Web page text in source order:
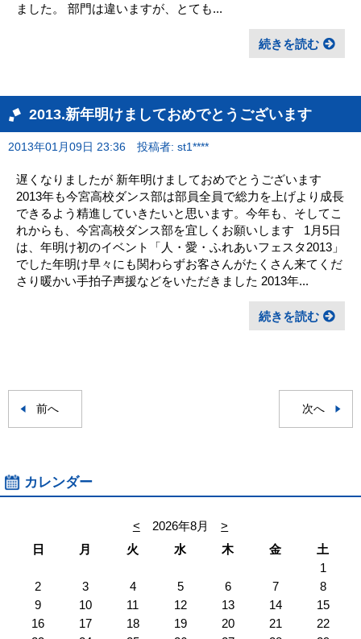
ました。 部門は違いますが、とても...
続きを読む
2013.新年明けましておめでとうございます
2013年01月09日 23:36 投稿者: st1****
遅くなりましたが 新年明けましておめでとうございます
2013年も今宮高校ダンス部は部員全員で総力を上げより成長
できるよう精進していきたいと思います。今年も、そしてこ
れからも、今宮高校ダンス部を宜しくお願いします 1月5日
は、年明け初のイベント「人・愛・ふれあいフェスタ2013」
でした年明け早々にも関わらずお客さんがたくさん来てくだ
さり暖かい手拍子声援などをいただきました 2013年...
続きを読む
前へ 次へ
カレンダー
< 2026年8月
>
日
月 火 水 木 金
土
1
2
3 4 5 6 7
8
9
10 11 12 13 14
15
16
17 18 19 20 21
22